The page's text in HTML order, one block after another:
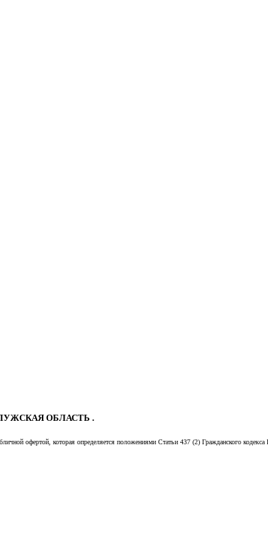
ОБЛАСТЬ .
офертой, которая определяется положениями Статьи 437 (2) Гражданского